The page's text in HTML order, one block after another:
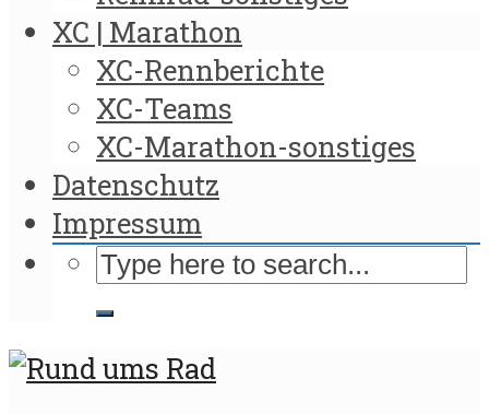
XC | Marathon
XC-Rennberichte
XC-Teams
XC-Marathon-sonstiges
Datenschutz
Impressum